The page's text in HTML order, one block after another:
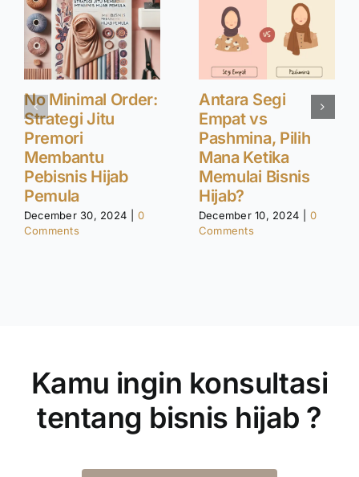
No Minimal Order:
Strategi Jitu
Premori
Membantu
Pebisnis Hijab
Pemula
December 30, 2024
0
Comments
Antara Segi
Empat vs
Pashmina, Pilih
Mana Ketika
Memulai Bisnis
Hijab?
December 10, 2024
0
Comments
Kamu ingin konsultasi
tentang bisnis hijab ?